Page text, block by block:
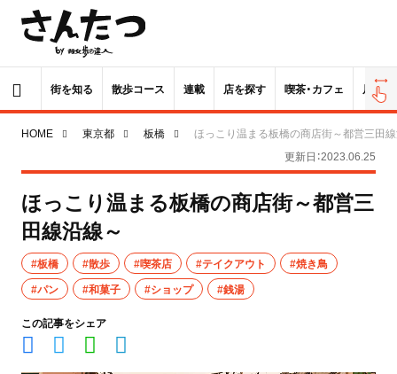
街を知る 散歩コース 連載 店を探す 喫茶・カフェ 居酒屋
HOME 東京都 板橋
ほっこり温まる板橋の商店街～都営三田
更新日：2023.06.25
ほっこり温まる板橋の商店街～都営三
田線沿線～
#板橋 #散歩 #喫茶店 #テイクアウト
#焼き鳥
#パン
#和菓子 #ショップ #銭湯
この記事をシェア